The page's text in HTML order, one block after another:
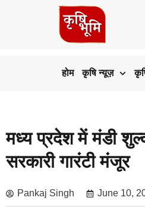
होम कृषि न्यूज़
मध्य प्रदेश में मंडी
सरकारी गारंटी मंजूर
Pankaj Singh June 10,